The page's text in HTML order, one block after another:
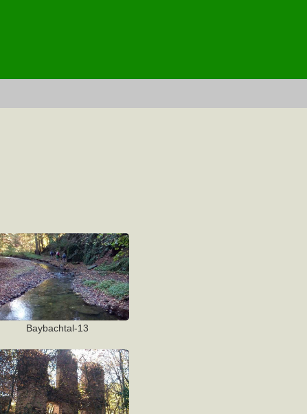
Baybachtal-13